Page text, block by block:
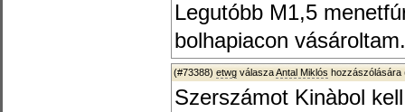
Legutóbb M1,5
bolhapiacon vásároltam.
(#73388) etwg válaszaAntal Miklós hozzászólására
Szerszámot Kinàbol